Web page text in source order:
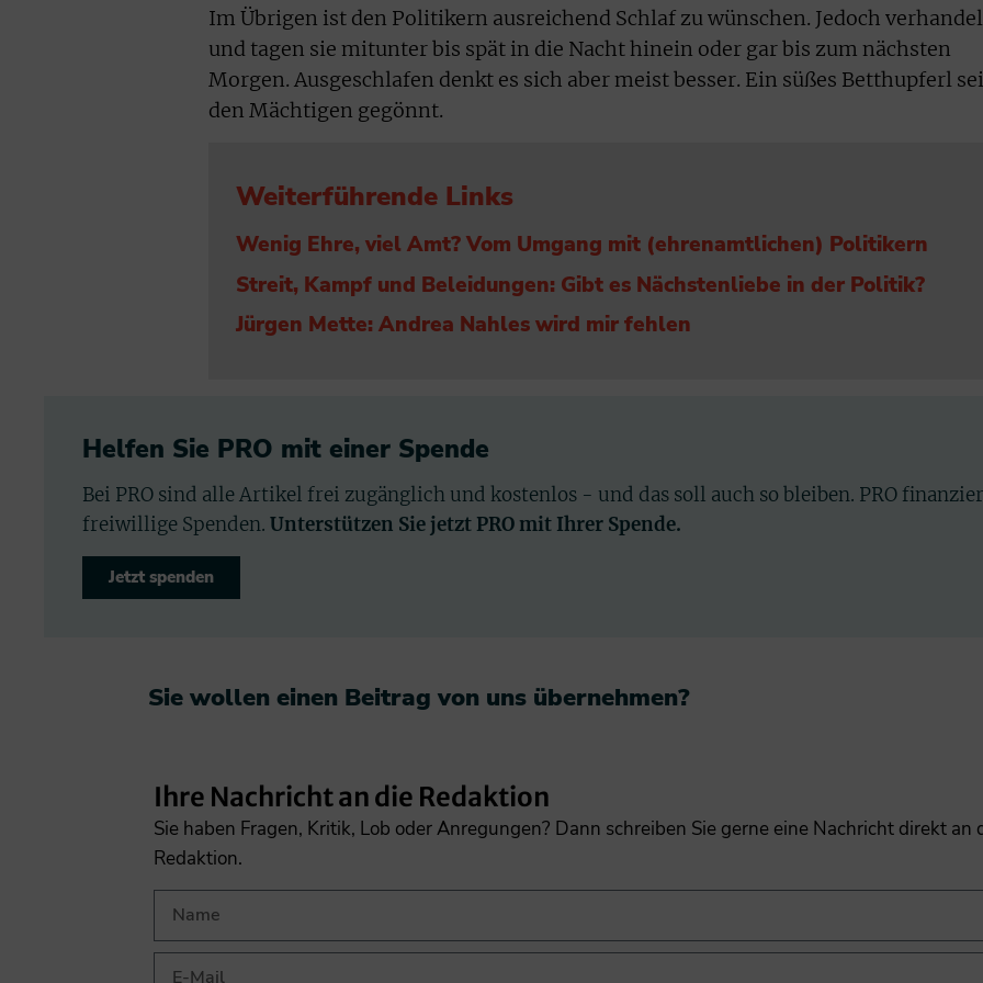
Im Übrigen ist den Politikern ausreichend Schlaf zu wünschen. Jedoch
und tagen sie mitunter bis spät in die Nacht hinein oder gar bis zum nächsten
Morgen. Ausgeschlafen denkt es sich aber meist besser. Ein süßes Betthupferl sei
den Mächtigen gegönnt.
Weiterführende Links
Wenig Ehre, viel Amt? Vom Umgang mit (ehrenamtlichen) Politikern
Streit, Kampf und Beleidungen: Gibt es Nächstenliebe in der Politik?
Jürgen Mette: Andrea Nahles wird mir fehlen
Helfen Sie PRO mit einer Spende
Bei PRO sind alle Artikel frei zugänglich und kostenlos - und das soll auch so bleiben. PRO
freiwillige Spenden. Unterstützen Sie jetzt PRO mit Ihrer Spende.
Jetzt spenden
Sie wollen einen Beitrag von uns übernehmen?​
Ihre Nachricht an die Redaktion
Sie haben Fragen, Kritik, Lob oder Anregungen? Dann schreiben Sie gerne eine Nachricht direkt an
Redaktion.